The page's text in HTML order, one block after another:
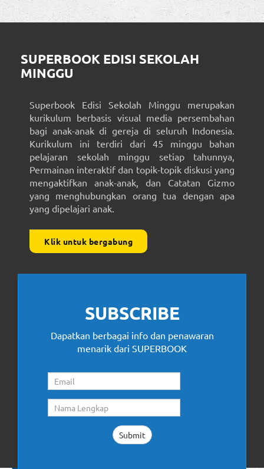
SUPERBOOK EDISI SEKOLAH
MINGGU
Superbook Edisi Sekolah Minggu merupakan
kurikulum berbasis visual media persembahan
bagi anak-anak di gereja di seluruh Indonesia.
Kurikulum ini terdiri dari 45 minggu bahan
pelajaran sekolah minggu setiap tahunnya,
Permainan interaktif dan topik-topik diskusi yang
mengaktifkan anak-anak, dan Catatan Gizmo
yang menghubungkan orang tua dengan apa
yang dipelajari anak.
Klik untuk bergabung
SUBSCRIBE
Dapatkan berbagai info dan penawaran
menarik dari SUPERBOOK